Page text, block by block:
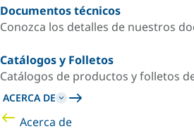
Documentos técnicos
Conozca los detalles de nuestros
Catálogos y Folletos
Catálogos de productos y folletos
ACERCA DE
Acerca de